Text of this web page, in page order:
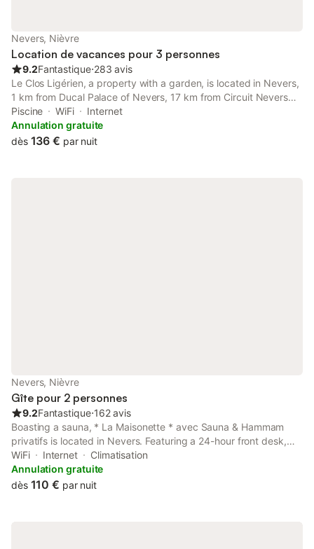
Nevers, Nièvre
Location de vacances pour 3 personnes
9.2Fantastique⋅283 avis
Le Clos Ligérien, a property with a garden, is located in Nevers,
1 km from Ducal Palace of Nevers, 17 km from Circuit Nevers
Magny Cours, as well as less than 1 km from Nevers Cathedral.
The property features river and garden views, and is 1.
Piscine WiFi
Internet
Annulation gratuite
dès 136 € par nuit
Nevers, Nièvre
Gîte pour 2 personnes
9.2Fantastique⋅162 avis
Boasting a sauna, * La Maisonette * avec Sauna & Hammam
privatifs is located in Nevers. Featuring a 24-hour front desk,
this property also provides guests with a picnic area.
WiFi Internet
Climatisation
Annulation gratuite
dès 110 € par nuit